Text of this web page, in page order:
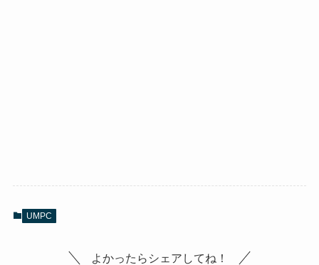
UMPC
よかったらシェアしてね！